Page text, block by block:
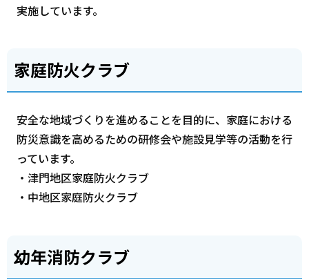
実施しています。
家庭防火クラブ
安全な地域づくりを進めることを目的に、家庭における
防災意識を高めるための研修会や施設見学等の活動を行
っています。
・津門地区家庭防火クラブ
・中地区家庭防火クラブ
幼年消防クラブ